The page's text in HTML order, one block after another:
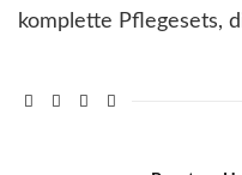
komplette Pflegesets,